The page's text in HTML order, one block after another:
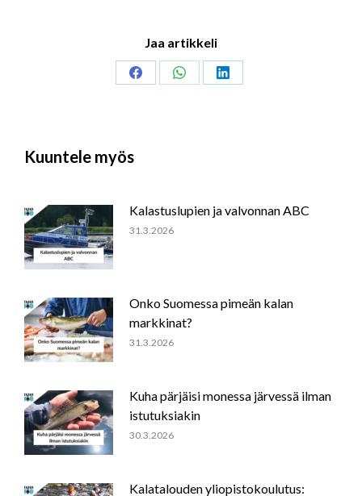
Jaa artikkeli
Share
Share
Share
Kuuntele myös
Kalastuslupien ja valvonnan ABC
31.3.2026
Onko Suomessa pimeän kalan
markkinat?
31.3.2026
Kuha pärjäisi monessa järvessä ilman
istutuksiakin
30.3.2026
Kalatalouden yliopistokoulutus: